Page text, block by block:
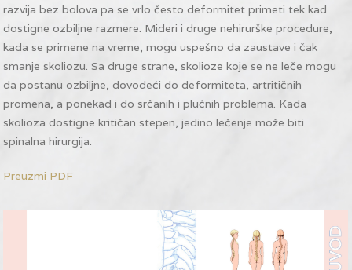
razvija bez bolova pa se vrlo često deformitet primeti tek kad
dostigne ozbiljne razmere. Mideri i druge nehirurške procedure,
kada se primene na vreme, mogu uspešno da zaustave i čak
smanje skoliozu. Sa druge strane, skolioze koje se ne leče mogu
da postanu ozbiljne, dovodeći do deformiteta, artritičnih
promena, a ponekad i do srčanih i plućnih problema. Kada
skolioza dostigne kritičan stepen, jedino lečenje može biti
spinalna hirurgija.
Preuzmi PDF